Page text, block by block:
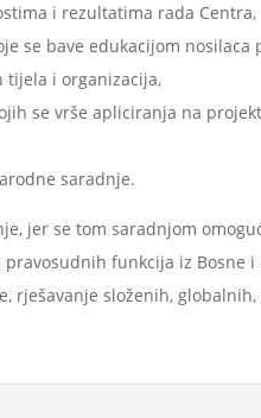
i rezultatima rada Centra,
se bave edukacijom
tijela i organizacija,
se vrše apliciranja na
saradnje.
jer se tom saradnjom
funkcija iz
rješavanje složenih,